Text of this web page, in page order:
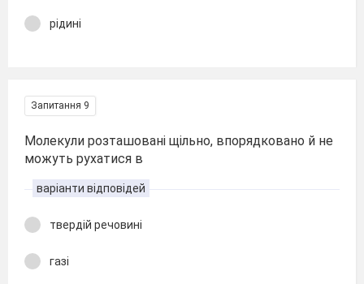
рідині
Запитання 9
Молекули розташовані щільно, впорядковано й не
можуть рухатися в
варіанти відповідей
твердій речовині
газі